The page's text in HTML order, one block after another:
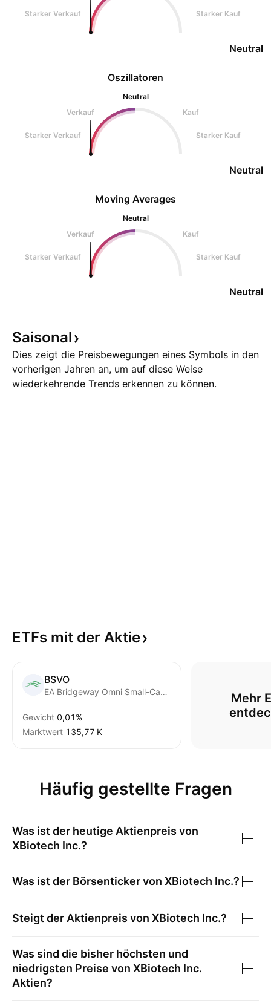
Oszillatoren
Neutral
Verkauf
Kauf
Starker Verkauf Starker Kauf
Neutral
Starker Verkauf Starker Kauf
Neutral
Moving Averages
Neutral
Verkauf
Kauf
Starker Verkauf Starker Kauf
Neutral
Saisonal
Dies zeigt die Preisbewegungen eines Symbols in den
vorherigen Jahren an, um auf diese Weise
wiederkehrende Trends erkennen zu können.
ETFs mit der Aktie
BSVO
EA Bridgeway Omni Small-Cap Value ETF
Gewicht 0,01%
Marktwert ‪135,77 K‬
Mehr
Häufig gestellte Fragen
Was ist der heutige Aktienpreis von
XBiotech Inc.?
Was ist der Börsenticker von XBiotech Inc.?
Steigt der Aktienpreis von XBiotech Inc.?
Was sind die bisher höchsten und
niedrigsten Preise von XBiotech Inc.
Aktien?